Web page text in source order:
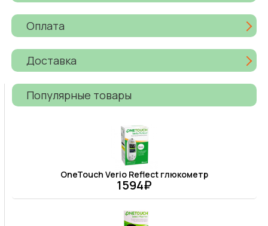
Оплата
Доставка
Популярные товары
OneTouch Verio Reflect глюкометр
1594₽